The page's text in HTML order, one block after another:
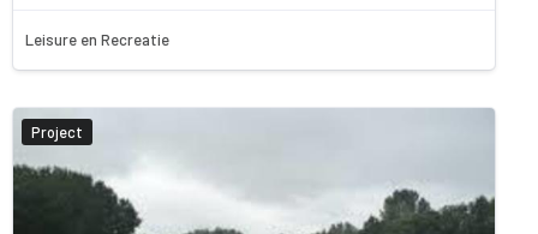
Leisure en Recreatie
Project